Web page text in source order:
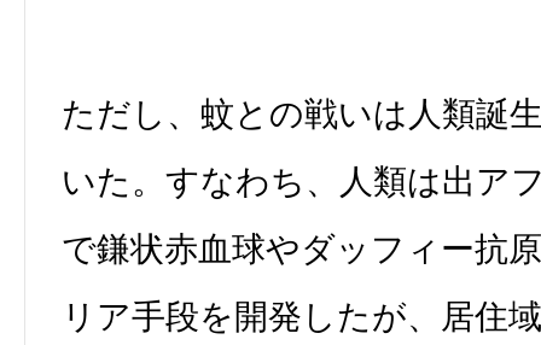
ただし、蚊との戦いは人類誕
いた。すなわち、人類は出ア
で鎌状赤血球やダッフィー抗
リア手段を開発したが、居住